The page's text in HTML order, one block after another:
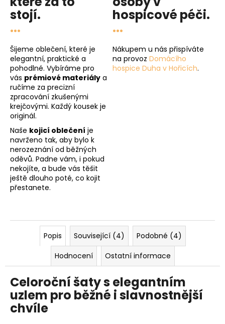
stojí.
...
Šijeme oblečení, které je
elegantní, praktické a
pohodlné. Vybíráme pro
vás prémiové materiály a
ručíme za precizní
zpracování zkušenými
krejčovými. Každý kousek je
originál.
Naše kojicí oblečení je
navrženo tak, aby bylo k
nerozeznání od běžných
oděvů. Padne vám, i pokud
nekojíte, a bude vás těšit
ještě dlouho poté, co kojit
přestanete.
hospicové péči.
...
Nákupem u nás přispíváte
na provoz Domácího
hospice Duha v Hořicích.
Popis Související (4)
Podobné (4)
Hodnocení
Ostatní informace
Celoroční šaty s elegantním
uzlem pro běžné i slavnostnější
chvíle